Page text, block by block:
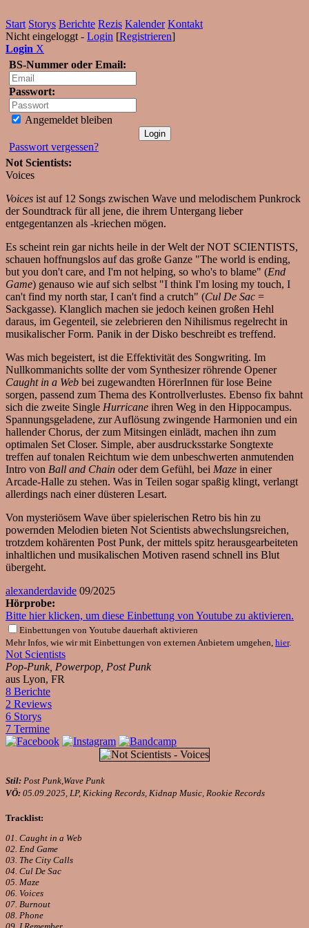
Start Storys Berichte Rezis Kalender Kontakt
Nicht eingeloggt - Login [Registrieren]
Login X
BS-Nummer oder Email:
Passwort:
Angemeldet bleiben
Passwort vergessen?
Not Scientists:
Voices
Voices ist auf 12 Songs zwischen Wave und melodischem Punkrock
der Soundtrack für all jene, die ihrem Untergang lieber
entgegentanzen als -kriechen mögen.
Es scheint rein gar nichts heile in der Welt der NOT SCIENTISTS,
schauen hoffnungslos auf das große Ganze "The world is ending,
but you don't care, and I'm not helping, so who's to blame" (End
Game) genauso wie auf sich selbst "I think I'm losing my touch, I
can't find my north star, I can't find a crutch" (Cul De Sac =
Sackgasse). Klanglich machen sie jedoch keinen großen Hehl
daraus, im Gegenteil, sie zelebrieren den Nihilismus regelrecht in
musikalischer Form. Panik in der Disko beschreibt es treffend.
Was mich begeistert, ist die Effektivität des Songwriting. Im
Nullkommanichts sollte der vom Synthesizer röhrende Opener
Caught in a Web bei zugewandten HörerInnen für lose Beine
sorgen, passend zum Thema des Kontrollverlustes. Ebenso fix bahnt
sich die zweite Single Hurricane ihren Weg in den Hippocampus.
Spannungsgeladene, zur Auflösung zwingende Harmonien und ein
hallender Chorus, der zum Mitsingen einlädt, machen ihn zum
optimalen Set Closer. Simple, aber ausdrucksstarke Songtexte
treffen auf tonalen Reichtum wie dem unbeschwerten anmutenden
Intro von Ball and Chain oder dem Gefühl, bei Maze in einer
Arcade-Halle zu stehen. Was in Teilen sogar spaßig klingt, verlangt
allerdings nach einer düsteren Lesart.
Von mysteriösem Wave über spielerischen Retro bis hin zu
powernden Melodien bieten Not Scientists abwechslungsreichen,
trotzdem kohärenten Post Punk, der mittels spitz herausgearbeiteten
inhaltlichen und musikalischen Motiven rasend schnell ins Blut
übergeht.
alexanderdavide 09/2025
Hörprobe:
Bitte hier klicken, um diese Einbettung von Youtube zu aktivieren.
Einbettungen von Youtube dauerhaft aktivieren
Mehr Infos, wie wir mit Einbettungen von externen Anbietern umgehen, hier.
Not Scientists
Pop-Punk, Powerpop, Post Punk
aus Lyon, FR
8 Berichte
2 Reviews
6 Storys
7 Termine
Stil: Post Punk,Wave Punk
VÖ: 05.09.2025, LP, Kicking Records, Kidnap Music, Rookie Records
Tracklist:
01. Caught in a Web
02. End Game
03. The City Calls
04. Cul De Sac
05. Maze
06. Voices
07. Burnout
08. Phone